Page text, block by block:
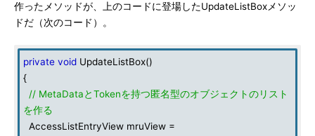
作ったメソッドが、上のコードに登場したUpdateListBoxメソッ
ドだ（次のコード）。
private void UpdateListBox()
{
// MetaDataとTokenを持つ匿名型のオブジェクトのリスト
を作る
AccessListEntryView mruView =